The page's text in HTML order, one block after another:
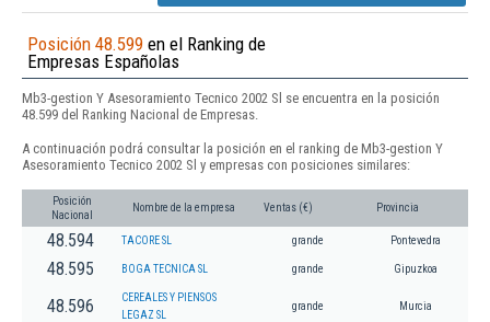
Posición 48.599 en el Ranking de
Empresas Españolas
Mb3-gestion Y Asesoramiento Tecnico 2002 Sl se encuentra en la posición
48.599 del Ranking Nacional de Empresas.
A continuación podrá consultar la posición en el ranking de Mb3-gestion Y
Asesoramiento Tecnico 2002 Sl y empresas con posiciones similares:
Posición
Nacional
Nombre de la empresa Ventas (€) Provincia
48.594 TACORE SL grande Pontevedra
48.595 BOGA TECNICA SL grande Gipuzkoa
48.596
CEREALES Y PIENSOS
LEGAZ SL
grande Murcia